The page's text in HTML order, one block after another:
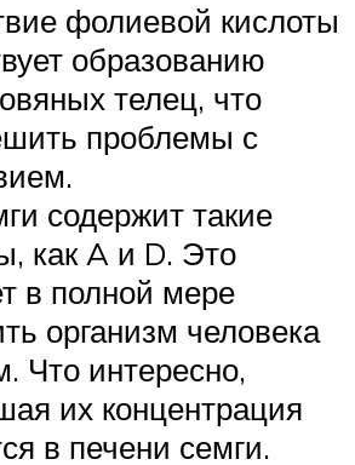
фолиевой кислоты
образованию
телец, что
проблемы с
содержит такие
как A и D. Это
в полной мере
организм человека
Что интересно,
их концентрация
в печени семги.